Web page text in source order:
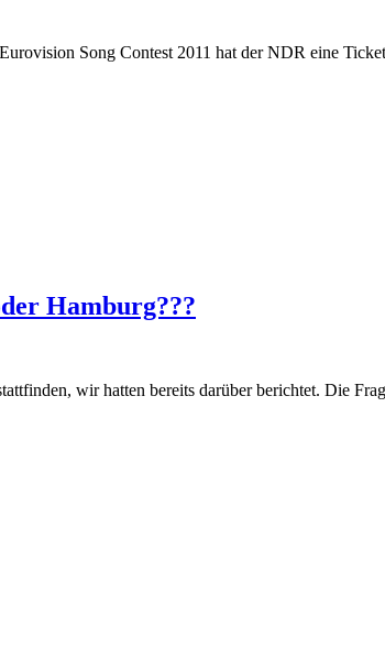
Song Contest 2011 hat der NDR eine
Hamburg???
wir hatten bereits darüber berichtet. Die